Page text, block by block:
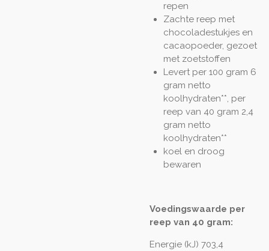
repen
Zachte reep met
chocoladestukjes en
cacaopoeder, gezoet
met zoetstoffen
Levert per 100 gram 6
gram netto
koolhydraten**, per
reep van 40 gram 2,4
gram netto
koolhydraten**
koel en droog
bewaren
Voedingswaarde per
reep van 40 gram:
Energie (kJ) 703,4